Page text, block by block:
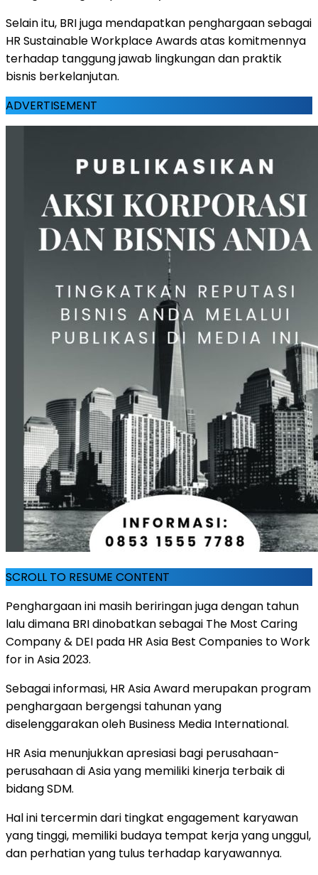
Selain itu, BRI juga mendapatkan penghargaan sebagai
HR Sustainable Workplace Awards atas komitmennya
terhadap tanggung jawab lingkungan dan praktik
bisnis berkelanjutan.
ADVERTISEMENT
SCROLL TO RESUME CONTENT
Penghargaan ini masih beriringan juga dengan tahun
lalu dimana BRI dinobatkan sebagai The Most Caring
Company & DEI pada HR Asia Best Companies to Work
for in Asia 2023.
Sebagai informasi, HR Asia Award merupakan program
penghargaan bergengsi tahunan yang
diselenggarakan oleh Business Media International.
HR Asia menunjukkan apresiasi bagi perusahaan-
perusahaan di Asia yang memiliki kinerja terbaik di
bidang SDM.
Hal ini tercermin dari tingkat engagement karyawan
yang tinggi, memiliki budaya tempat kerja yang unggul,
dan perhatian yang tulus terhadap karyawannya.